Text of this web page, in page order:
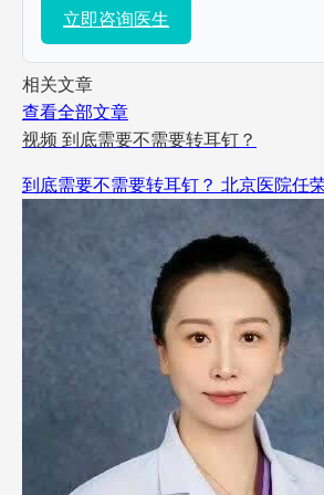
立即咨询医生
相关文章
查看全部文章
视频 到底需要不需要转耳钉？
到底需要不需要转耳钉？ 北京医院任